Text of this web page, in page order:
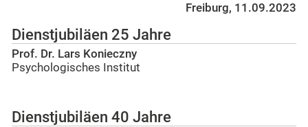
Freiburg, 11.09.2023
Dienstjubiläen 25 Jahre
Prof. Dr. Lars Konieczny
Psychologisches Institut
Dienstjubiläen 40 Jahre